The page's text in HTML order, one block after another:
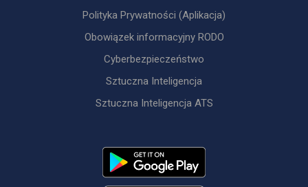
Polityka Prywatności (Aplikacja)
Obowiązek informacyjny RODO
Cyberbezpieczeństwo
Sztuczna Inteligencja
Sztuczna Inteligencja ATS